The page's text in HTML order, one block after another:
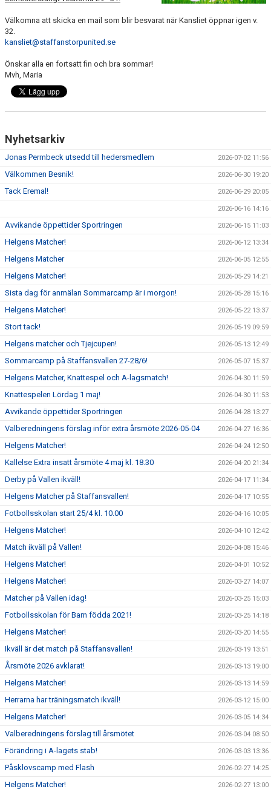
KLÄDPROFIL
STYRELSE/SEKTIONER
OM SUFC
Välkomna att skicka en mail som blir besvarat när Kansliet öppnar igen v.
32.
kansliet@staffanstorpunited.se
Önskar alla en fortsatt fin och bra sommar!
Mvh, Maria
Nyhetsarkiv
Jonas Permbeck utsedd till hedersmedlem 2026-07-02 11:56
Välkommen Besnik! 2026-06-30 19:20
Tack Eremal! 2026-06-29 20:05
2026-06-16 14:16
Avvikande öppettider Sportringen 2026-06-15 11:03
Helgens Matcher! 2026-06-12 13:34
Helgens Matcher 2026-06-05 12:55
Helgens Matcher! 2026-05-29 14:21
Sista dag för anmälan Sommarcamp är i morgon! 2026-05-28 15:16
Helgens Matcher! 2026-05-22 13:37
Stort tack! 2026-05-19 09:59
Helgens matcher och Tjejcupen! 2026-05-13 12:49
Sommarcamp på Staffansvallen 27-28/6! 2026-05-07 15:37
Helgens Matcher, Knattespel och A-lagsmatch! 2026-04-30 11:59
Knattespelen Lördag 1 maj! 2026-04-30 11:53
Avvikande öppettider Sportringen 2026-04-28 13:27
Valberedningens förslag inför extra årsmöte 2026-05-04 2026-04-27 16:36
Helgens Matcher! 2026-04-24 12:50
Kallelse Extra insatt årsmöte 4 maj kl. 18.30 2026-04-20 21:34
Derby på Vallen ikväll! 2026-04-17 11:34
Helgens Matcher på Staffansvallen! 2026-04-17 10:55
Fotbollsskolan start 25/4 kl. 10.00 2026-04-16 10:05
Helgens Matcher! 2026-04-10 12:42
Match ikväll på Vallen! 2026-04-08 15:46
Helgens Matcher! 2026-04-01 10:52
Helgens Matcher! 2026-03-27 14:07
Matcher på Vallen idag! 2026-03-25 15:03
Fotbollsskolan för Barn födda 2021! 2026-03-25 14:18
Helgens Matcher! 2026-03-20 14:55
Ikväll är det match på Staffansvallen! 2026-03-19 13:51
Årsmöte 2026 avklarat! 2026-03-13 19:00
Helgens Matcher! 2026-03-13 14:59
Herrarna har träningsmatch ikväll! 2026-03-12 15:00
Helgens Matcher! 2026-03-05 14:34
Valberedningens förslag till årsmötet 2026-03-04 08:50
Förändring i A-lagets stab! 2026-03-03 13:36
Påsklovscamp med Flash 2026-02-27 14:25
Helgens Matcher! 2026-02-27 13:00